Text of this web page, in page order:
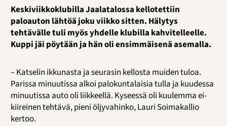
Keskiviikkoklubilla Jaalatalossa kellotettiin
paloauton lähtöä joku viikko sitten. Hälytys
tehtävälle tuli myös yhdelle klubilla kahvitelleelle.
Kuppi jäi pöytään ja hän oli ensimmäisenä asemalla.
– Katselin ikkunasta ja seurasin kellosta muiden tuloa.
Parissa minuutissa alkoi palokuntalaisia tulla ja kuudessa
minuutissa auto oli liikkeellä. Kyseessä oli kuulemma ei-
kiireinen tehtävä, pieni öljyvahinko, Lauri Soimakallio
kertoo.